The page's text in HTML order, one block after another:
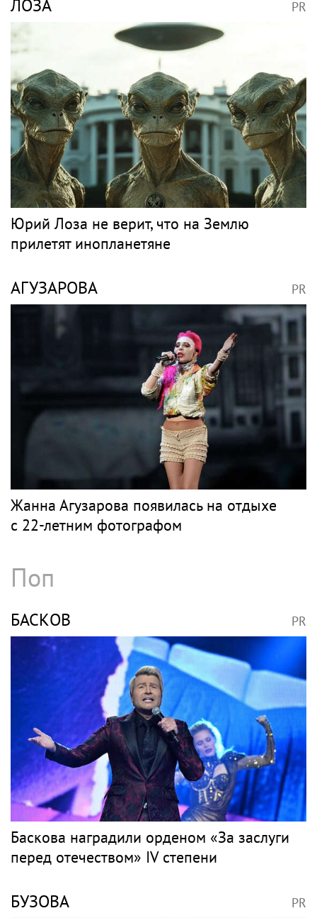
Сергунина пригласила москвичей оценить
летние площадки на Бульварном кольце
ТЕПЛЯКОВ PR
В Сочи депутат Тепляков добивается
изменений в Генплан для нового детсада
Рок
PR
Юрий Лоза не верит, что на Землю
прилетят инопланетяне
АГУЗАРОВА